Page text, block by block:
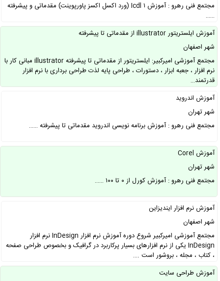
مجتمع فنی رهرو : آموزش Icdl ۱ (ورد اکسل اکسز پاورپوینت) مقدماتی و پیشرفته
……
آموزش ایلستریتور illustrator از مقدماتی تا پیشرفته
شهر اصفهان
مجتمع آموزشی امیرکبیر: ایلستریتور از مقدماتی تا پیشرفته illustrator مبانی کار با
نرم افزار ، جعبه ابزار ، دستورات ، طراحی پایه لذت طراحی برداری با نرم افزار
قدرتمند…
آموزش اندروید
شهر تهران
مجتمع فنی رهرو : آموزش برنامه نویسی اندروید مقدماتی تا پیشرفته ……
آموزش Corel
شهر تهران
مجتمع فنی رهرو : آموزش کورل از ۰ تا ۱۰۰ ……
آموزش نرم افزار ایندیزاین
شهر اصفهان
مجتمع آموزشی امیرکبیر شروع دوره آموزش نرم افزار InDesign نرم افزار
InDesign یکی از نرم افزارهای بسیار پرکاربرد در گرافیک و بخصوص طراحی صفحه
، کتاب ، مجله ، بروشور است .…
آموزش طراحی سایت